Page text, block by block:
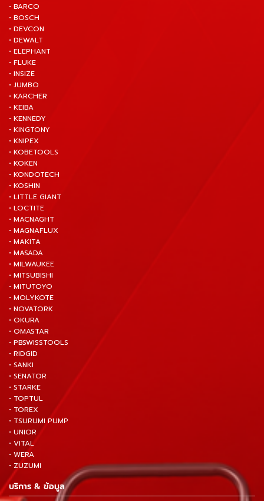
• BARCO
• BOSCH
• DEVCON
• DEWALT
• ELEPHANT
• FLUKE
• INSIZE
• JUMBO
• KARCHER
• KEIBA
• KENNEDY
• KINGTONY
• KNIPEX
• KOBETOOLS
• KOKEN
• KONDOTECH
• KOSHIN
• LITTLE GIANT
• LOCTITE
• MACNAGHT
• MAGNAFLUX
• MAKITA
• MASADA
• MILWAUKEE
• MITSUBISHI
• MITUTOYO
• MOLYKOTE
• NOVATORK
• OKURA
• OMASTAR
• PBSWISSTOOLS
• RIDGID
• SANKI
• SENATOR
• STARKE
• TOPTUL
• TOREX
• TSURUMI PUMP
• UNIOR
• VITAL
• WERA
• ZUZUMI
บริการ & ข้อมูล